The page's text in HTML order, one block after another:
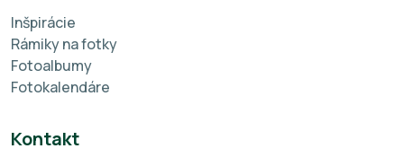
Inšpirácie
Rámiky na fotky
Fotoalbumy
Fotokalendáre
Kontakt